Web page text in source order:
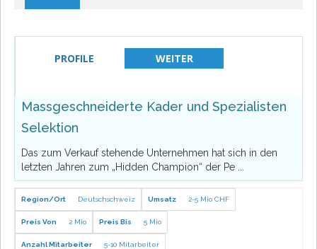
PROFILE WEITER
Massgeschneiderte Kader und Spezialisten
Selektion
Das zum Verkauf stehende Unternehmen hat sich in den
letzten Jahren zum „Hidden Champion“ der Pe
Region/Ort Deutschschweiz Umsatz 2-5 Mio CHF
Preis Von 2 Mio Preis Bis 5 Mio
Anzahl Mitarbeiter 5-10 Mitarbeiter